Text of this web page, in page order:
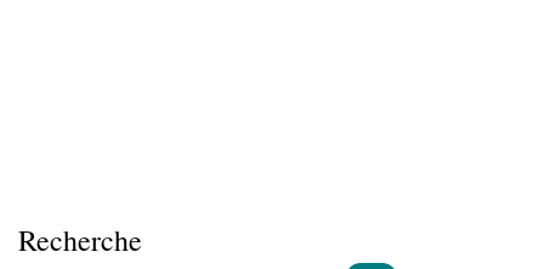
Recherche